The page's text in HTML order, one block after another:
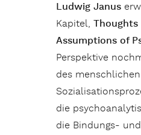
Ludwig Janus
Kapitel,Thoughts
Assumptions of
Perspektive
des menschlichen
die
die Bindungs-